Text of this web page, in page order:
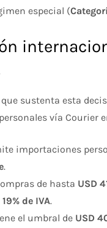
especial (
sustenta esta
vía Courier
importaciones
.
de hasta USD
19% de IVA.
el umbral de USD